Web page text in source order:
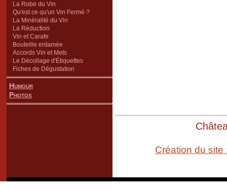
La Robe du Vin
Qu'est ce qu'un Vin Fermé ?
La Minéralité du Vin
La Réduction
Vin et Carafe
Bouteille entamée
Accords Vin et Mets
Le Décollage d'Étiquettes
Fiches de Dégustation
Humour
Photos
Création du site